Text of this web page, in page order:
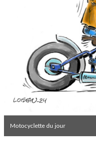
Motocyclette du jour